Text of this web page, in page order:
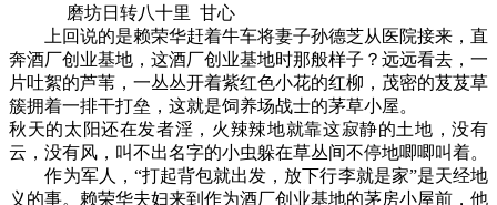
磨坊日转八十里 甘心
上回说的是赖荣华赶着牛车将妻子孙德芝从医院接来，直
奔酒厂创业基地，这酒厂创业基地时那般样子？远远看去，一
片吐絮的芦苇，一丛丛开着紫红色小花的红柳，茂密的芨芨草
簇拥着一排干打垒，这就是饲养场战士的茅草小屋。
秋天的太阳还在发者淫，火辣辣地就靠这寂静的土地，没有
云，没有风，叫不出名字的小虫躲在草丛间不停地唧唧叫着。
作为军人，“打起背包就出发，放下行李就是家”是天经地
义的事。赖荣华夫妇来到作为酒厂创业基地的茅房小屋前，他